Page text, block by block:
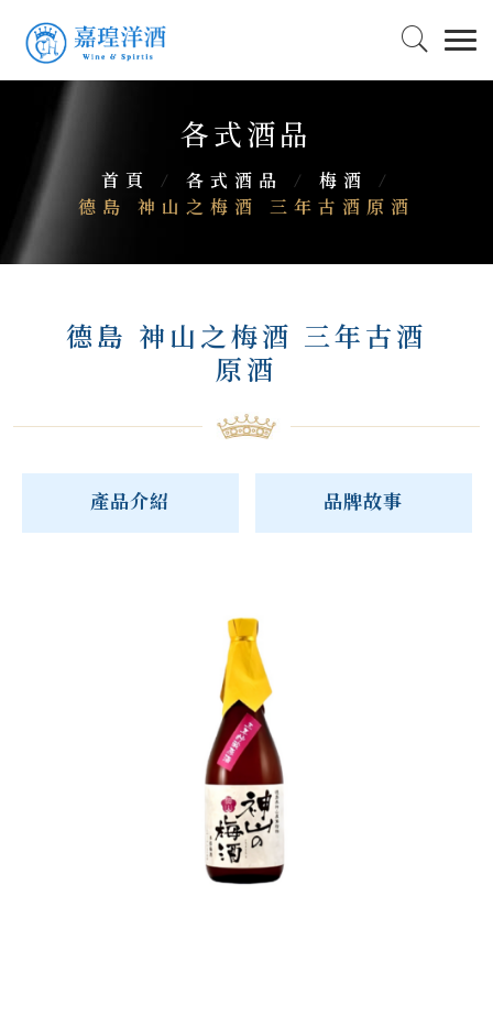
各式酒品
首頁 / 各式酒品 / 梅酒
/
德島 神山之梅酒 三年古酒原酒
德島 神山之梅酒 三年古酒
原酒
產品介紹 品牌故事